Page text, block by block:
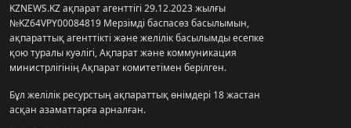
KZNEWS.KZ ақпарат агенттігі 29.12.2023 жылғы
№KZ64VPY00084819 Мерзімді баспасөз басылымын,
ақпараттық агенттікті және желілік басылымды есепке
қою туралы куәлігі, Ақпарат және коммуникация
министрлігінің Ақпарат комитетімен берілген.
Бұл желілік ресурстың ақпараттық өнімдері 18 жастан
асқан азаматтарға арналған.